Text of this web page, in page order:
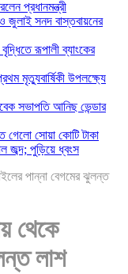
প্রধানমন্ত্রী
জুলাই সনদ বাস্তবায়নের
রূপালী ব্যাংকের
মৃত্যুবার্ষিকী উপলক্ষ্যে
সভাপতি আনিছ ভেন্ডার
গেলো সোয়া কোটি টাকা
জব্দ; পুড়িয়ে ধ্বংস
পান্না বেগমের ঝুলন্ত
থেকে
লাশ